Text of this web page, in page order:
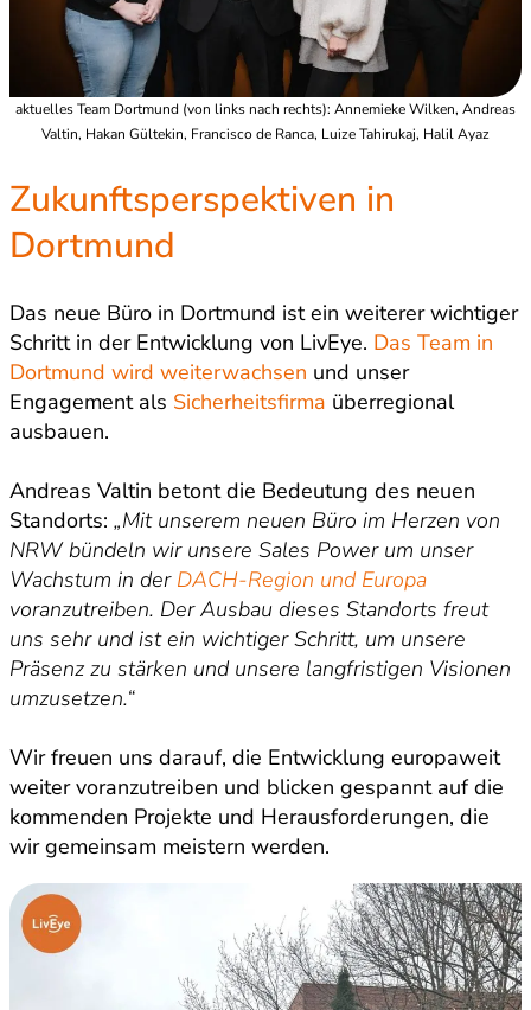
aktuelles Team Dortmund (von links nach rechts): Annemieke Wilken, Andreas
Valtin, Hakan Gültekin, Francisco de Ranca, Luize Tahirukaj, Halil Ayaz
Zukunftsperspektiven in
Dortmund
Das neue Büro in Dortmund ist ein weiterer wichtiger
Schritt in der Entwicklung von LivEye. Das Team in
Dortmund wird weiterwachsen und unser
Engagement als Sicherheitsfirma überregional
ausbauen.
Andreas Valtin betont die Bedeutung des neuen
Standorts: „Mit unserem neuen Büro im Herzen von
NRW bündeln wir unsere Sales Power um unser
Wachstum in der DACH-Region und Europa
voranzutreiben. Der Ausbau dieses Standorts freut
uns sehr und ist ein wichtiger Schritt, um unsere
Präsenz zu stärken und unsere langfristigen Visionen
umzusetzen.“
Wir freuen uns darauf, die Entwicklung europaweit
weiter voranzutreiben und blicken gespannt auf die
kommenden Projekte und Herausforderungen, die
wir gemeinsam meistern werden.